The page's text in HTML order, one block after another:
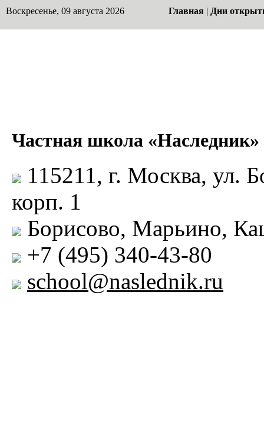
Воскресенье, 09 августа 2026 Главная | Дни
Частная школа «Наследник»
115211, г. Москва, ул.
корп. 1
Борисово, Марьино,
+7 (495) 340-43-80
school@naslednik.ru